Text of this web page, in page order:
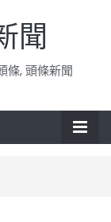
聞
條, 頭條新聞